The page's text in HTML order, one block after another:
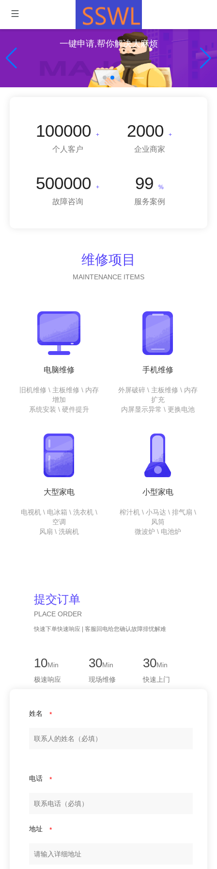
专业维修，我们值得信赖！
100000 +
个人客户
2000 +
企业商家
500000 +
故障咨询
99 %
服务案例
维修项目
MAINTENANCE ITEMS
电脑维修
旧机维修 \ 主板维修 \ 内存
增加
系统安装 \ 硬件提升
手机维修
外屏破碎 \ 主板维修 \ 内存
扩充
内屏显示异常 \ 更换电池
大型家电
电视机 \ 电冰箱 \ 洗衣机 \
空调
风扇 \ 洗碗机
小型家电
榨汁机 \ 小马达 \ 排气扇 \
风筒
微波炉 \ 电池炉
提交订单
PLACE ORDER
快速下单快速响应 | 客服回电给您确认故障排忧解难
10Min
极速响应
30Min
现场维修
30Min
快速上门
姓名 *
电话 *
地址 *